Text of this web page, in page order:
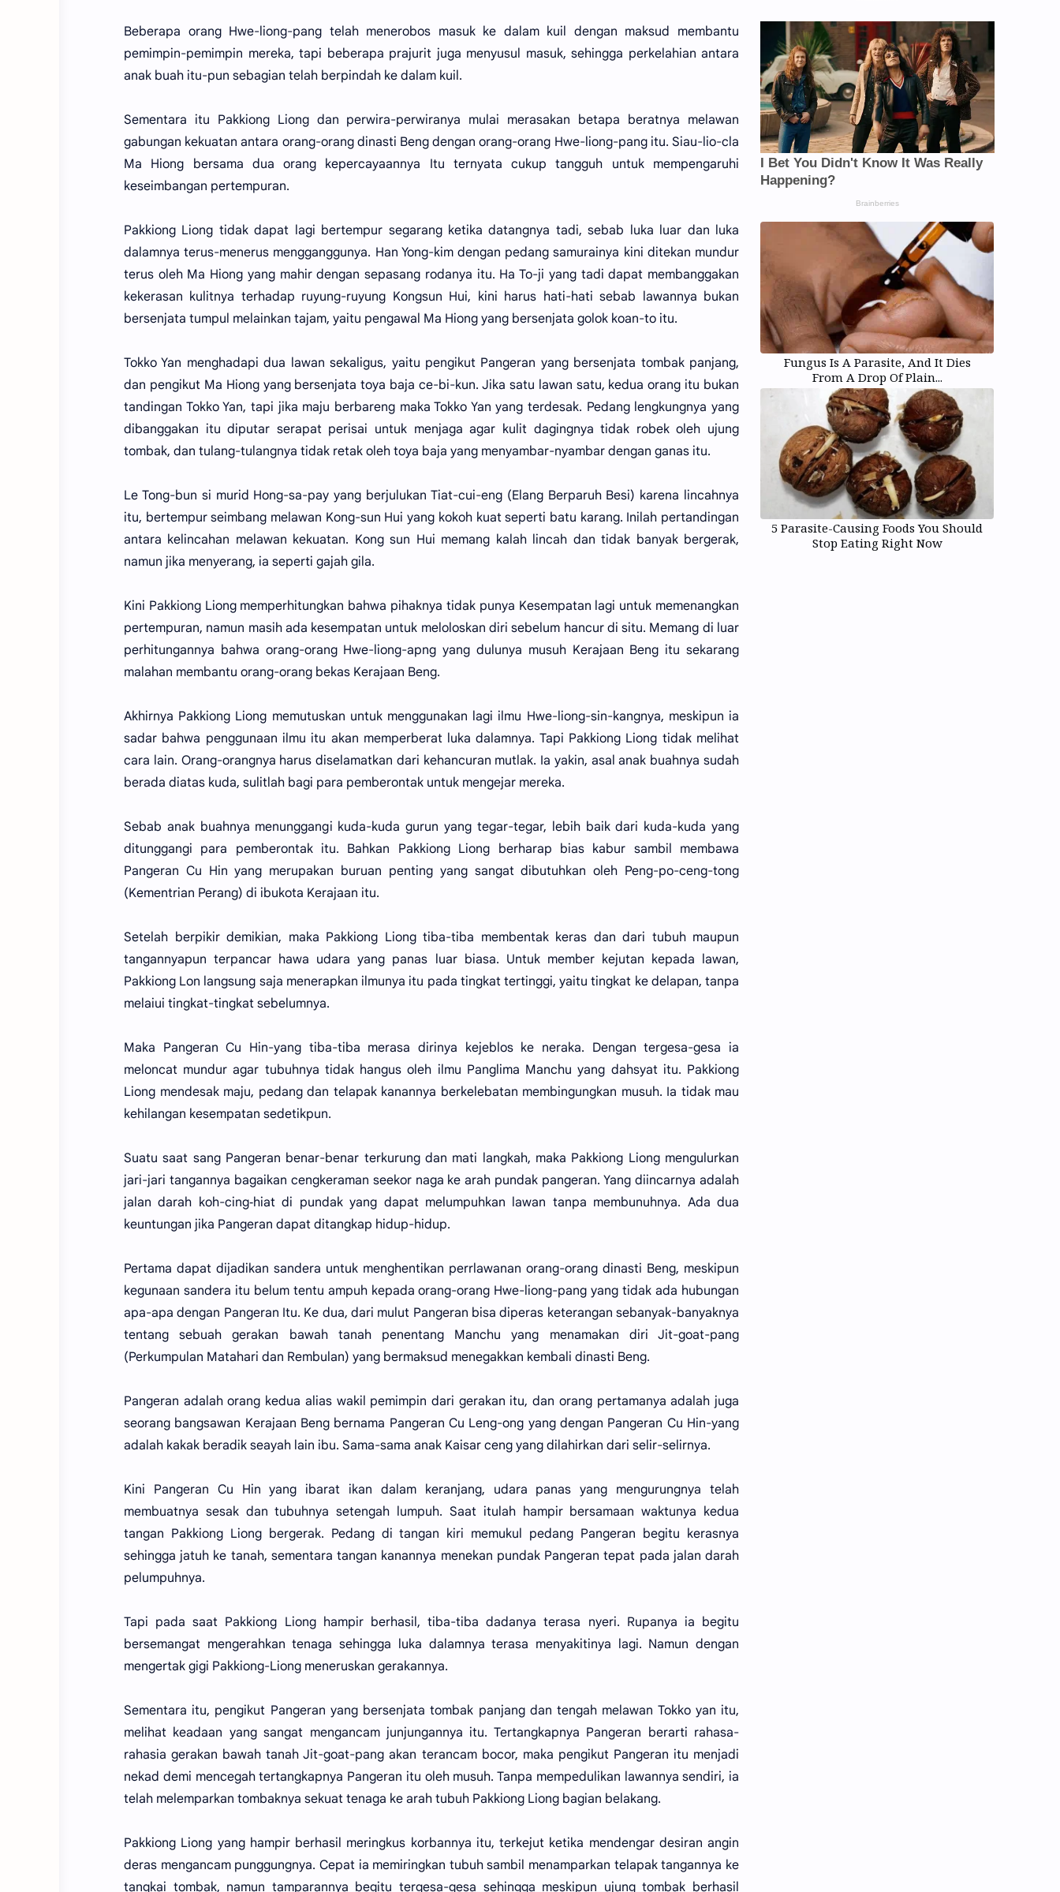
Beberapa orang Hwe-liong-pang telah menerobos masuk ke dalam kuil dengan maksud membantu
pemimpin-pemimpin mereka, tapi beberapa prajurit juga menyusul masuk, sehingga perkelahian antara
anak buah itu-pun sebagian telah berpindah ke dalam kuil.
Sementara itu Pakkiong Liong dan perwira-perwiranya mulai merasakan betapa beratnya melawan
gabungan kekuatan antara orang-orang dinasti Beng dengan orang-orang Hwe-liong-pang itu. Siau-lio-cla
Ma Hiong bersama dua orang kepercayaannya Itu ternyata cukup tangguh untuk mempengaruhi
keseimbangan pertempuran.
Pakkiong Liong tidak dapat lagi bertempur segarang ketika datangnya tadi, sebab luka luar dan luka
dalamnya terus-menerus mengganggunya. Han Yong-kim dengan pedang samurainya kini ditekan mundur
terus oleh Ma Hiong yang mahir dengan sepasang rodanya itu. Ha To-ji yang tadi dapat membanggakan
kekerasan kulitnya terhadap ruyung-ruyung Kongsun Hui, kini harus hati-hati sebab lawannya bukan
bersenjata tumpul melainkan tajam, yaitu pengawal Ma Hiong yang bersenjata golok koan-to itu.
Tokko Yan menghadapi dua lawan sekaligus, yaitu pengikut Pangeran yang bersenjata tombak panjang,
dan pengikut Ma Hiong yang bersenjata toya baja ce-bi-kun. Jika satu lawan satu, kedua orang itu bukan
tandingan Tokko Yan, tapi jika maju berbareng maka Tokko Yan yang terdesak. Pedang lengkungnya yang
dibanggakan itu diputar serapat perisai untuk menjaga agar kulit dagingnya tidak robek oleh ujung
tombak, dan tulang-tulangnya tidak retak oleh toya baja yang menyambar-nyambar dengan ganas itu.
Le Tong-bun si murid Hong-sa-pay yang berjulukan Tiat-cui-eng (Elang Berparuh Besi) karena lincahnya
itu, bertempur seimbang melawan Kong-sun Hui yang kokoh kuat seperti batu karang. Inilah pertandingan
antara kelincahan melawan kekuatan. Kong sun Hui memang kalah lincah dan tidak banyak bergerak,
namun jika menyerang, ia seperti gajah gila.
Kini Pakkiong Liong memperhitungkan bahwa pihaknya tidak punya Kesempatan lagi untuk memenangkan
pertempuran, namun masih ada kesempatan untuk meloloskan diri sebelum hancur di situ. Memang di luar
perhitungannya bahwa orang-orang Hwe-liong-apng yang dulunya musuh Kerajaan Beng itu sekarang
malahan membantu orang-orang bekas Kerajaan Beng.
Akhirnya Pakkiong Liong memutuskan untuk menggunakan lagi ilmu Hwe-liong-sin-kangnya, meskipun ia
sadar bahwa penggunaan ilmu itu akan memperberat luka dalamnya. Tapi Pakkiong Liong tidak melihat
cara lain. Orang-orangnya harus diselamatkan dari kehancuran mutlak. Ia yakin, asal anak buahnya sudah
berada diatas kuda, sulitlah bagi para pemberontak untuk mengejar mereka.
Sebab anak buahnya menunggangi kuda-kuda gurun yang tegar-tegar, lebih baik dari kuda-kuda yang
ditunggangi para pemberontak itu. Bahkan Pakkiong Liong berharap bias kabur sambil membawa
Pangeran Cu Hin yang merupakan buruan penting yang sangat dibutuhkan oleh Peng-po-ceng-tong
(Kementrian Perang) di ibukota Kerajaan itu.
Setelah berpikir demikian, maka Pakkiong Liong tiba-tiba membentak keras dan dari tubuh maupun
tangannyapun terpancar hawa udara yang panas luar biasa. Untuk member kejutan kepada lawan,
Pakkiong Lon langsung saja menerapkan ilmunya itu pada tingkat tertinggi, yaitu tingkat ke delapan, tanpa
melaiui tingkat-tingkat sebelumnya.
Maka Pangeran Cu Hin-yang tiba-tiba merasa dirinya kejeblos ke neraka. Dengan tergesa-gesa ia
meloncat mundur agar tubuhnya tidak hangus oleh ilmu Panglima Manchu yang dahsyat itu. Pakkiong
Liong mendesak maju, pedang dan telapak kanannya berkelebatan membingungkan musuh. Ia tidak mau
kehilangan kesempatan sedetikpun.
Suatu saat sang Pangeran benar-benar terkurung dan mati langkah, maka Pakkiong Liong mengulurkan
jari-jari tangannya bagaikan cengkeraman seekor naga ke arah pundak pangeran. Yang diincarnya adalah
jalan darah koh-cing‐hiat di pundak yang dapat melumpuhkan lawan tanpa membunuhnya. Ada dua
keuntungan jika Pangeran dapat ditangkap hidup-hidup.
Pertama dapat dijadikan sandera untuk menghentikan perrlawanan orang-orang dinasti Beng, meskipun
kegunaan sandera itu belum tentu ampuh kepada orang-orang Hwe-liong-pang yang tidak ada hubungan
apa-apa dengan Pangeran Itu. Ke dua, dari mulut Pangeran bisa diperas keterangan sebanyak-banyaknya
tentang sebuah gerakan bawah tanah penentang Manchu yang menamakan diri Jit-goat-pang
(Perkumpulan Matahari dan Rembulan) yang bermaksud menegakkan kembali dinasti Beng.
Pangeran adalah orang kedua alias wakil pemimpin dari gerakan itu, dan orang pertamanya adalah juga
seorang bangsawan Kerajaan Beng bernama Pangeran Cu Leng-ong yang dengan Pangeran Cu Hin-yang
adalah kakak beradik seayah lain ibu. Sama-sama anak Kaisar ceng yang dilahirkan dari selir-selirnya.
Kini Pangeran Cu Hin yang ibarat ikan dalam keranjang, udara panas yang mengurungnya telah
membuatnya sesak dan tubuhnya setengah lumpuh. Saat itulah hampir bersamaan waktunya kedua
tangan Pakkiong Liong bergerak. Pedang di tangan kiri memukul pedang Pangeran begitu kerasnya
sehingga jatuh ke tanah, sementara tangan kanannya menekan pundak Pangeran tepat pada jalan darah
pelumpuhnya.
Tapi pada saat Pakkiong Liong hampir berhasil, tiba-tiba dadanya terasa nyeri. Rupanya ia begitu
bersemangat mengerahkan tenaga sehingga luka dalamnya terasa menyakitinya lagi. Namun dengan
mengertak gigi Pakkiong-Liong meneruskan gerakannya.
Sementara itu, pengikut Pangeran yang bersenjata tombak panjang dan tengah melawan Tokko yan itu,
melihat keadaan yang sangat mengancam junjungannya itu. Tertangkapnya Pangeran berarti rahasa-
rahasia gerakan bawah tanah Jit-goat-pang akan terancam bocor, maka pengikut Pangeran itu menjadi
nekad demi mencegah tertangkapnya Pangeran itu oleh musuh. Tanpa mempedulikan lawannya sendiri, ia
telah melemparkan tombaknya sekuat tenaga ke arah tubuh Pakkiong Liong bagian belakang.
Pakkiong Liong yang hampir berhasil meringkus korbannya itu, terkejut ketika mendengar desiran angin
deras mengancam punggungnya. Cepat ia memiringkan tubuh sambil menamparkan telapak tangannya ke
tangkai tombak, namun tamparannya begitu tergesa-gesa sehingga meskipun ujung tombak berhasil
Fungus Is A Parasite, And It Dies
From A Drop Of Plain...
5 Parasite-Causing Foods You Should
Stop Eating Right Now